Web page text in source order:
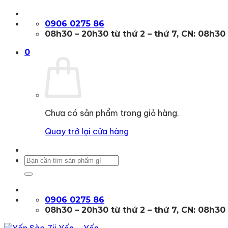
qua
0906 0275 86
08h30 – 20h30 từ thứ 2 – thứ 7, CN: 08h30
0
Chưa có sản phẩm trong giỏ hàng.
Quay trở lại cửa hàng
Tìm
0906 0275 86
08h30 – 20h30 từ thứ 2 – thứ 7, CN: 08h30